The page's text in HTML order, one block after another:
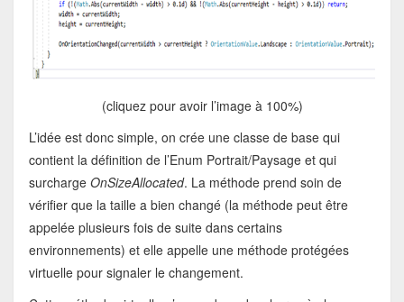
(cliquez pour avoir l’image à 100%)
L’idée est donc simple, on crée une classe de base qui
contient la définition de l’Enum Portrait/Paysage et qui
surcharge OnSizeAllocated. La méthode prend soin de
vérifier que la taille a bien changé (la méthode peut être
appelée plusieurs fois de suite dans certains
environnements) et elle appelle une méthode protégées
virtuelle pour signaler le changement.